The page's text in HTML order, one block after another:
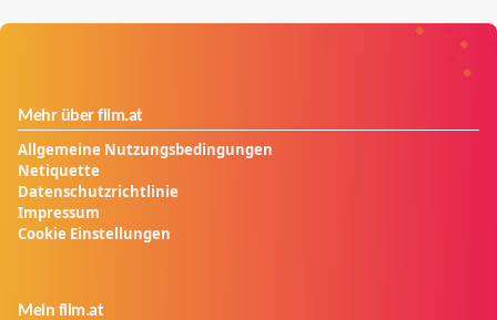
Mehr über film.at
Allgemeine Nutzungsbedingungen
Netiquette
Datenschutzrichtlinie
Impressum
Cookie Einstellungen
Mein film.at